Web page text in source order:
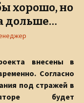
хорошо, но
дольше…
внесены в
Согласно
под стражей в
будет